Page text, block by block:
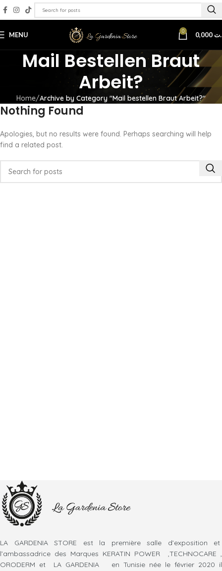
MENU 0
Mail Bestellen Braut
Arbeit?
Home Archive by Category "Mail bestellen Braut Arbeit?"
Nothing Found
Apologies, but no results were found. Perhaps searching will help
find a related post.
LA GARDENIA STORE est la première salle d’exposition et
l’ambassadrice des Marques KERATIN POWER ,TECHNOCARE ,
ORODERM et LA GARDENIA en Tunisie née le février 2020 il